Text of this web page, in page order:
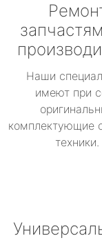
Наши
имеют при
комплектующие
техники.